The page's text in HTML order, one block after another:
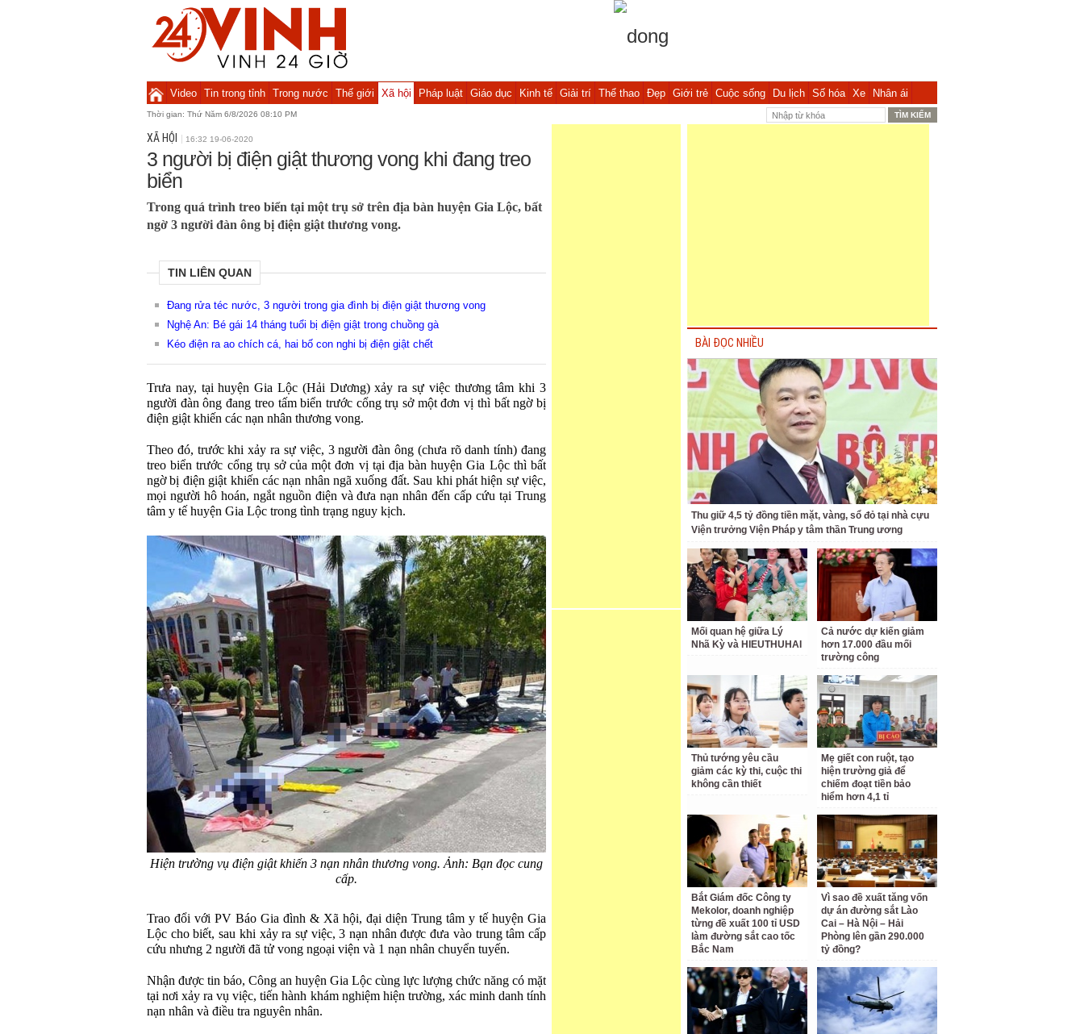
Video Tin trong tỉnh Trong nước Thế giới Xã hội Pháp luật Giáo dục Kinh tế Giải trí Thể thao Đẹp Giới trẻ Cuộc sống Du lịch Số hóa Xe Nhân ái
Thời gian: Thứ Năm 6/8/2026 08:10 PM
XÃ HỘI 16:32 19-06-2020
3 người bị điện giật thương vong khi đang treo
biển
Trong quá trình treo biển tại một trụ sở trên địa bàn huyện Gia Lộc, bất
ngờ 3 người đàn ông bị điện giật thương vong.
TIN LIÊN QUAN
Đang rửa téc nước, 3 người trong gia đình bị điện giật thương vong
Nghệ An: Bé gái 14 tháng tuổi bị điện giật trong chuồng gà
Kéo điện ra ao chích cá, hai bố con nghi bị điện giật chết
Trưa nay, tại huyện Gia Lộc (Hải Dương) xảy ra sự việc thương tâm khi 3
người đàn ông đang treo tấm biển trước cổng trụ sở một đơn vị thì bất ngờ bị
điện giật khiến các nạn nhân thương vong.
Theo đó, trước khi xảy ra sự việc, 3 người đàn ông (chưa rõ danh tính) đang
treo biển trước cổng trụ sở của một đơn vị tại địa bàn huyện Gia Lộc thì bất
ngờ bị điện giật khiến các nạn nhân ngã xuống đất. Sau khi phát hiện sự việc,
mọi người hô hoán, ngắt nguồn điện và đưa nạn nhân đến cấp cứu tại Trung
tâm y tế huyện Gia Lộc trong tình trạng nguy kịch.
Hiện trường vụ điện giật khiến 3 nạn nhân thương vong. Ảnh: Bạn đọc cung
cấp.
Trao đổi với PV Báo Gia đình & Xã hội, đại diện Trung tâm y tế huyện Gia
Lộc cho biết, sau khi xảy ra sự việc, 3 nạn nhân được đưa vào trung tâm cấp
cứu nhưng 2 người đã tử vong ngoại viện và 1 nạn nhân chuyển tuyến.
Nhận được tin báo, Công an huyện Gia Lộc cùng lực lượng chức năng có mặt
tại nơi xảy ra vụ việc, tiến hành khám nghiệm hiện trường, xác minh danh tính
nạn nhân và điều tra nguyên nhân.
BÀI ĐỌC NHIỀU
Thu giữ 4,5 tỷ đồng tiền mặt, vàng, sổ đỏ tại nhà cựu
Viện trưởng Viện Pháp y tâm thần Trung ương
Mối quan hệ giữa Lý
Nhã Kỳ và HIEUTHUHAI
Cả nước dự kiến giảm
hơn 17.000 đầu mối
trường công
Thủ tướng yêu cầu
giảm các kỳ thi, cuộc thi
không cần thiết
Mẹ giết con ruột, tạo
hiện trường giả để
chiếm đoạt tiền bảo
hiểm hơn 4,1 tỉ
Bắt Giám đốc Công ty
Mekolor, doanh nghiệp
từng đề xuất 100 tỉ USD
làm đường sắt cao tốc
Bắc Nam
Vì sao đề xuất tăng vốn
dự án đường sắt Lào
Cai – Hà Nội – Hải
Phòng lên gần 290.000
tỷ đồng?